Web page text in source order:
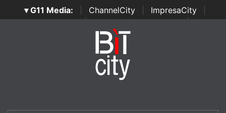
▾ G11 Media: ChannelCity ImpresaCity
SecurityOpenLab | Italian Channel Awards | Italian
Italian Security Awards